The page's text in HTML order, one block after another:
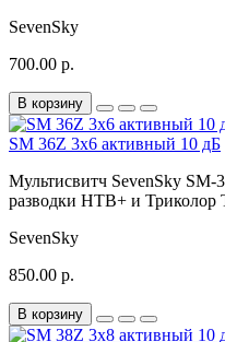
SevenSky
700.00 р.
В корзину
SM 36Z 3х6 активный 10 дБ
Мультисвитч SevenSky SM-
разводки НТВ+ и Триколор
SevenSky
850.00 р.
В корзину